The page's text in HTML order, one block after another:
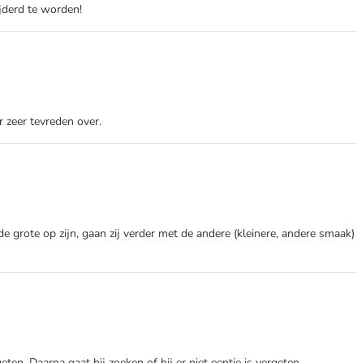
te worden!
tevreden over.
grote op zijn, gaan zij verder met de andere (kleinere, andere